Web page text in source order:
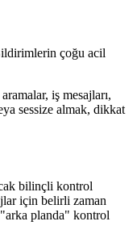
çoğu acil
iş mesajları,
sessize almak, dikkat
bilinçli kontrol
için belirli zaman
planda" kontrol